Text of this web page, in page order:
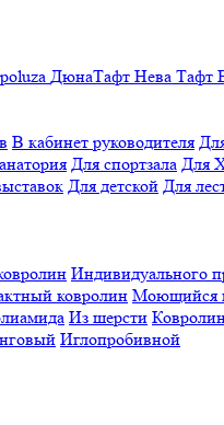
ДюнаТафт Нева Тафт
В кабинет руководителя
Для спортзала Для
Для детской Для
Индивидуального
ковролин Моющийся
Из шерсти
Иглопробивной